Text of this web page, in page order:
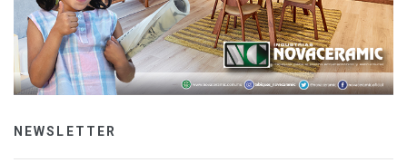
NEWSLETTER